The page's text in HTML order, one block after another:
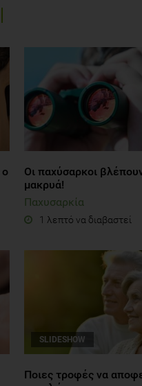
Οι παχύσαρκοι
μακρυά!
Παχυσαρκία
1 λεπτό να διαβαστεί
SLIDESHOW
Ποιες τροφές να